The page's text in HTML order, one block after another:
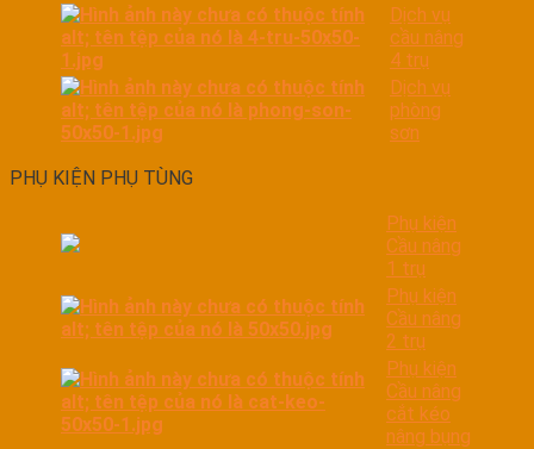
Dịch vụ
cầu nâng
4 trụ
Dịch vụ
phòng
sơn
PHỤ KIỆN PHỤ TÙNG
Phụ kiện
Cầu nâng
1 trụ
Phụ kiện
Cầu nâng
2 trụ
Phụ kiện
Cầu nâng
cắt kéo
nâng bụng